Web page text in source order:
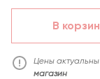
В
Цены актуальны
магазин